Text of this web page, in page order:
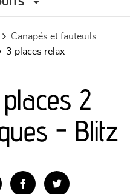
canapés et fauteuils
3 places relax
2
- Blitz